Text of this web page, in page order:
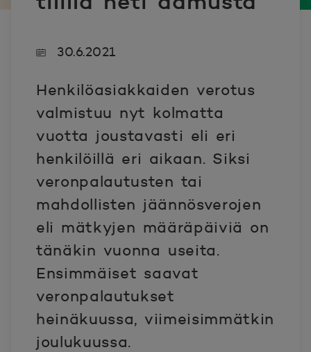
30.6.2021
Henkilöasiakkaiden verotus
valmistuu nyt kolmatta
vuotta joustavasti eli eri
henkilöillä eri aikaan. Siksi
veronpalautusten tai
mahdollisten jäännösverojen
eli mätkyjen määräpäiviä on
tänäkin vuonna useita.
Ensimmäiset saavat
veronpalautukset
heinäkuussa, viimeisimmätkin
joulukuussa.